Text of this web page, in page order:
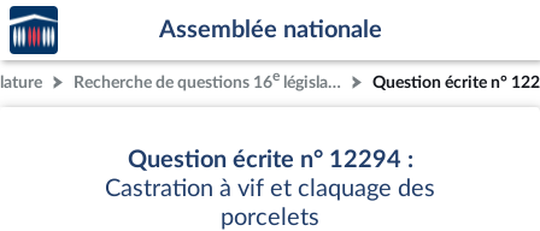
Aller au contenu
Aller en bas de la page
Accèder
à la
page
d'accueil
Assemblée nationale
Recherche de questions 16e législature Question écrite n°
Question écrite n° 12294 :
Castration à vif et claquage des
porcelets